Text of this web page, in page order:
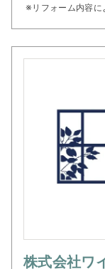
ています。
に対応してきた
部分的なリフォ
※リフォーム内容に
株式会社ワ